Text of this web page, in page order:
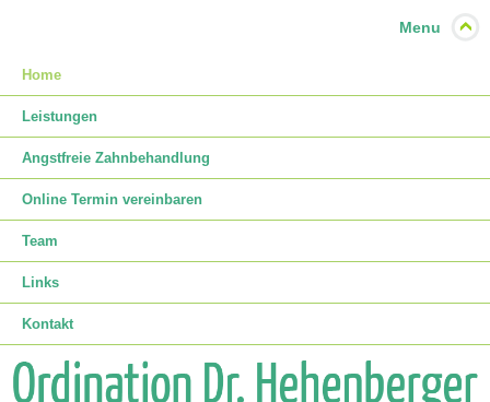
Menu
Home
Leistungen
Angstfreie Zahnbehandlung
Online Termin vereinbaren
Team
Links
Kontakt